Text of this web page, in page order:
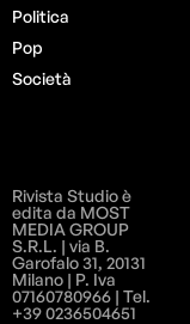
Politica
Pop
Società
Rivista Studio è
edita da MOST
MEDIA GROUP
S.R.L. | via B.
Garofalo 31, 20131
Milano | P. Iva
07160780966 | Tel.
+39 0236504651